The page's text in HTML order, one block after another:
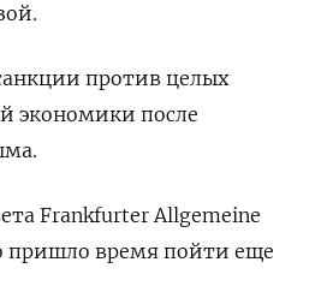
против целых
экономики после
Frankfurter Allgemeine
пришло время пойти еще